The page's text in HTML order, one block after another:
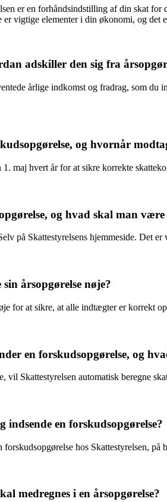
er en forhåndsindstilling af din skat
vigtige elementer i din økonomi, og
adskiller den sig fra
årlige indkomst og fradrag, som
og hvornår
1. maj hvert år for at sikre korrekte
og hvad skal man
på Skattestyrelsens hjemmeside. Det
årsopgørelse nøje?
for at sikre, at alle indtægter er korrekt
en forskudsopgørelse, og
vil Skattestyrelsen automatisk beregne
en forskudsopgørelse?
hos Skattestyrelsen, på
medregnes i en årsopgørelse?